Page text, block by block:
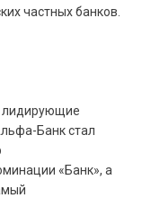
частных банков.
лидирующие
Банк стал
«Банк», а